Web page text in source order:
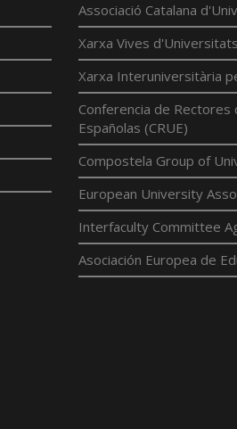
Associació Catalana
Xarxa Vives d'Universitats
Xarxa Interuniversitària
Conferencia de Rectores
Españolas (CRUE)
Compostela Group of
European University
Interfaculty Committee
Asociación Europea de